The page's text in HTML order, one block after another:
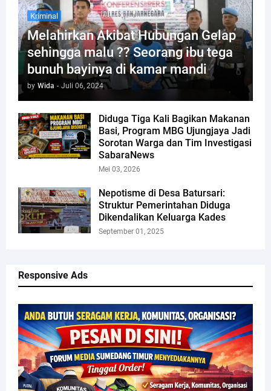
Kriminal
Melahirkan Akibat Hubungan Gelap
sehingga malu ?? Seorang ibu tega
bunuh bayinya di kamar mandi
by Wida - Juli 06, 2024
Diduga Tiga Kali Bagikan Makanan
Basi, Program MBG Ujungjaya Jadi
Sorotan Warga dan Tim Investigasi
SabaraNews
Mei 03, 2026
Nepotisme di Desa Batursari:
Struktur Pemerintahan Diduga
Dikendalikan Keluarga Kades
September 01, 2025
Responsive Ads